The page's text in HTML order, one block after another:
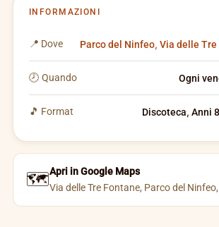
INFORMAZIONI
📍 Dove Parco del Ninfeo, Via delle Tre
🕗 Quando Ogni
🎵 Format Discoteca, Anni
🗺️Apri in Google Maps
Via delle Tre Fontane, Parco del